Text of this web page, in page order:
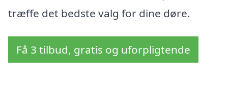
træffe det bedste valg for dine døre.
Få 3 tilbud, gratis og uforpligtende